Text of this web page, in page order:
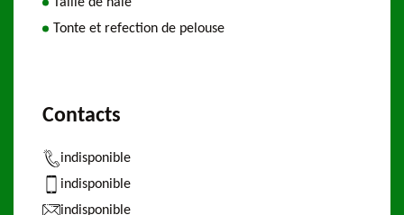
Tonte et refection de pelouse
Contacts
indisponible
indisponible
indisponible